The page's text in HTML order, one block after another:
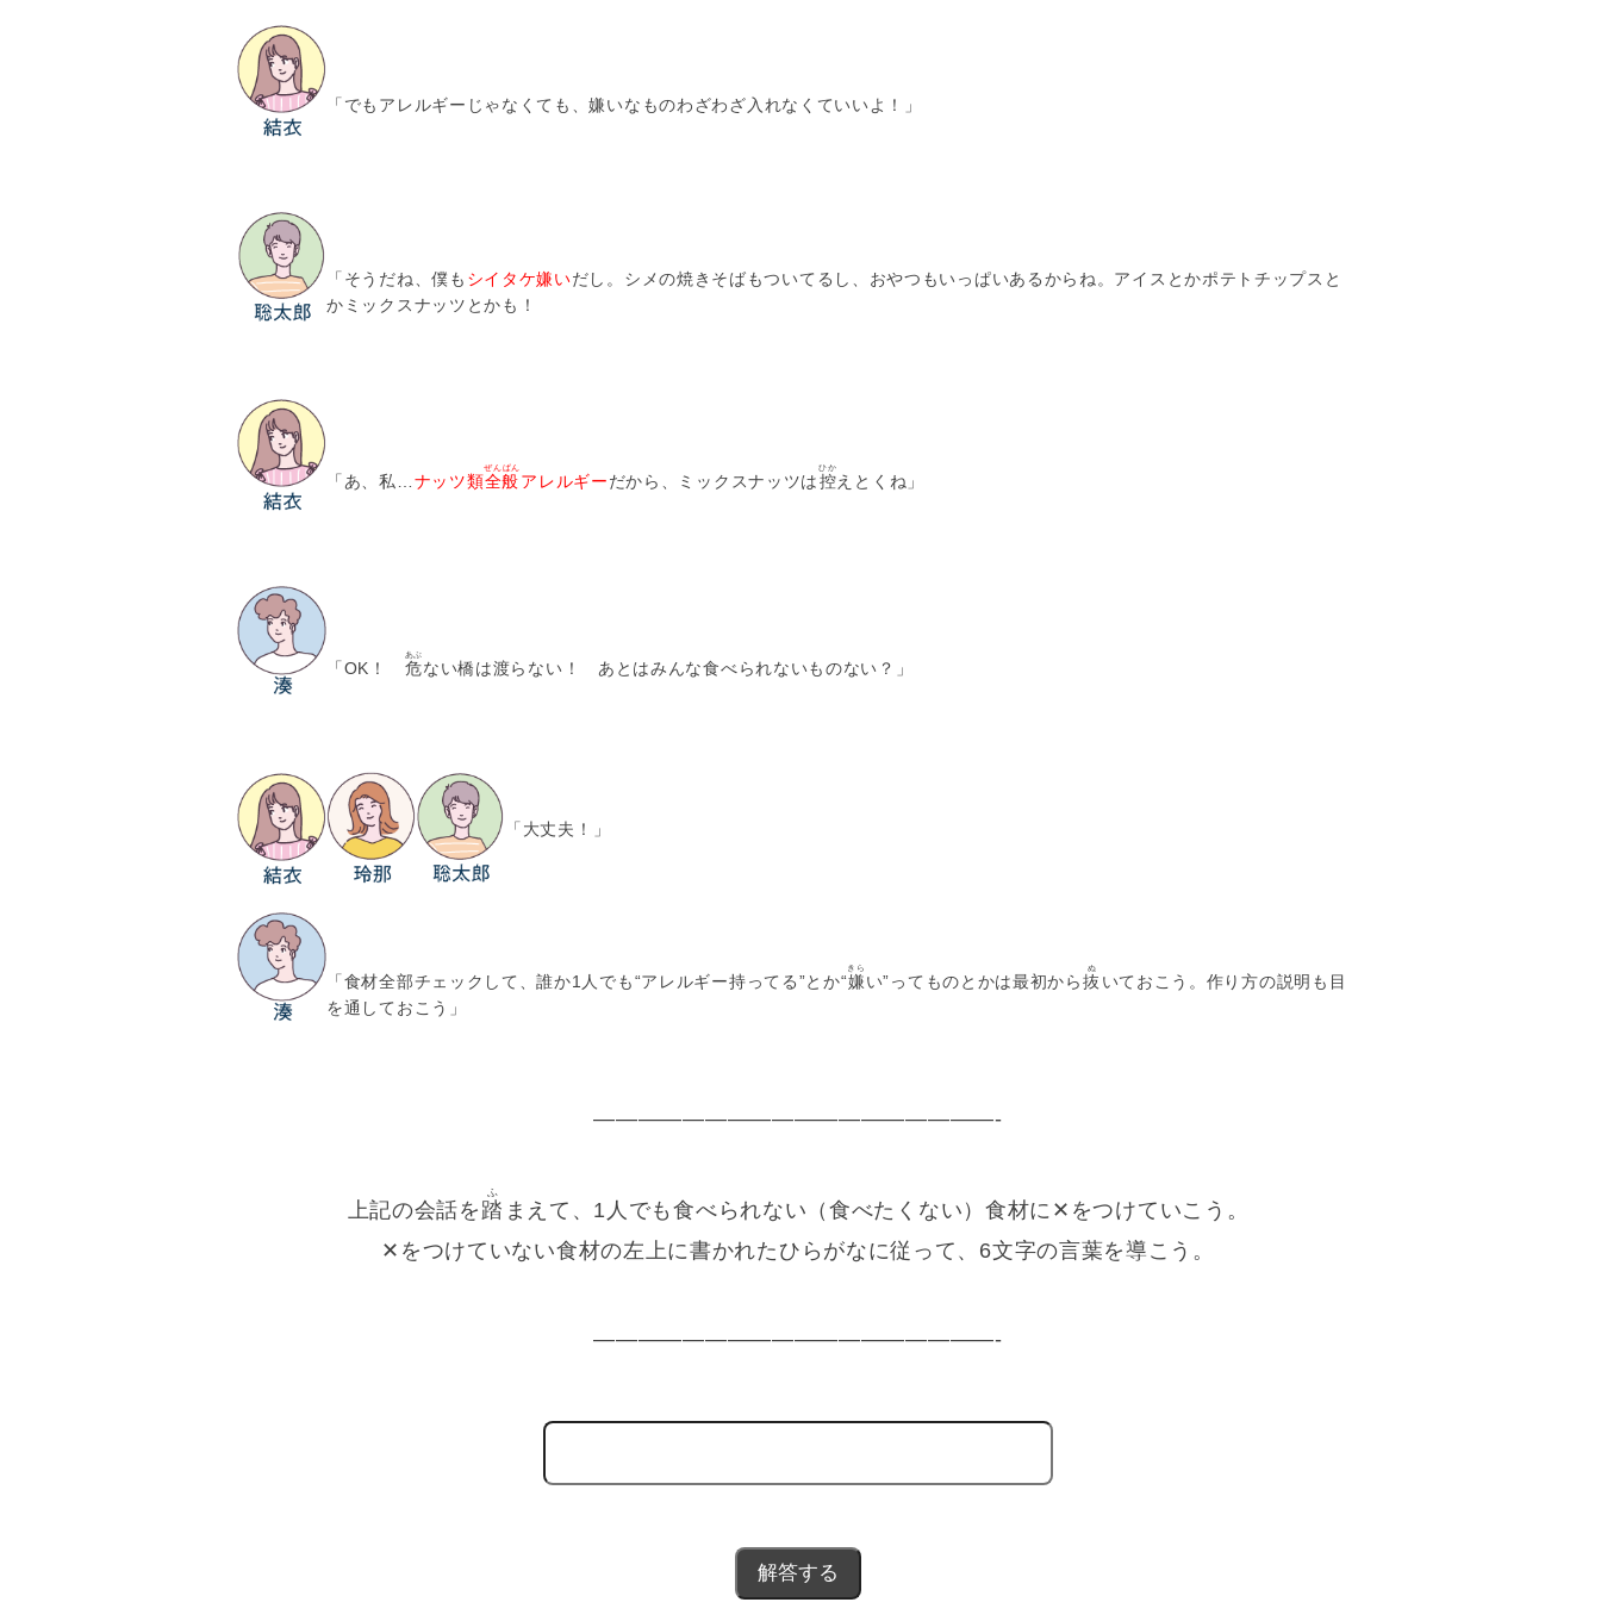
「でもアレルギーじゃなくても、嫌いなものわざわざ入れなくていいよ！」
「そうだね、僕も シイタケ嫌いだし。シメの焼きそばもついてるし、おやつもいっぱいあるからね。アイスとかポテトチップスと
かミックスナッツとかも！
「あ、私… ナッツ類全般
ぜんぱん
アレルギーだから、ミックスナッツは控
ひか
えとくね」
「OK！ 危
あぶ
ない橋は渡らない！ あとはみんな食べられないものない？」
「大丈夫！」
「食材全部チェックして、誰か1人でも“アレルギー持ってる”とか“嫌
きら
い”ってものとかは最初から 抜
ぬ
いておこう。作り方の説明も目
を通しておこう」
——————————————————-
上記の会話を 踏
ふ
まえて、1人でも食べられない（食べたくない）食材に✕をつけていこう。
✕をつけていない食材の左上に書かれたひらがなに従って、6文字の言葉を導こう。
——————————————————-